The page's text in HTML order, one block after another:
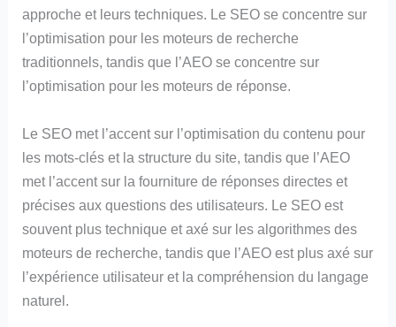
approche et leurs techniques. Le SEO se concentre sur
l’optimisation pour les moteurs de recherche
traditionnels, tandis que l’AEO se concentre sur
l’optimisation pour les moteurs de réponse.
Le SEO met l’accent sur l’optimisation du contenu pour
les mots-clés et la structure du site, tandis que l’AEO
met l’accent sur la fourniture de réponses directes et
précises aux questions des utilisateurs. Le SEO est
souvent plus technique et axé sur les algorithmes des
moteurs de recherche, tandis que l’AEO est plus axé sur
l’expérience utilisateur et la compréhension du langage
naturel.